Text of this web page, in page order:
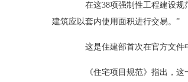
在这38项强制性工程建设规范
建筑应以套内使用面积进行交易。”
这是住建部首次在官方文件中
《住宅项目规范》指出，这一